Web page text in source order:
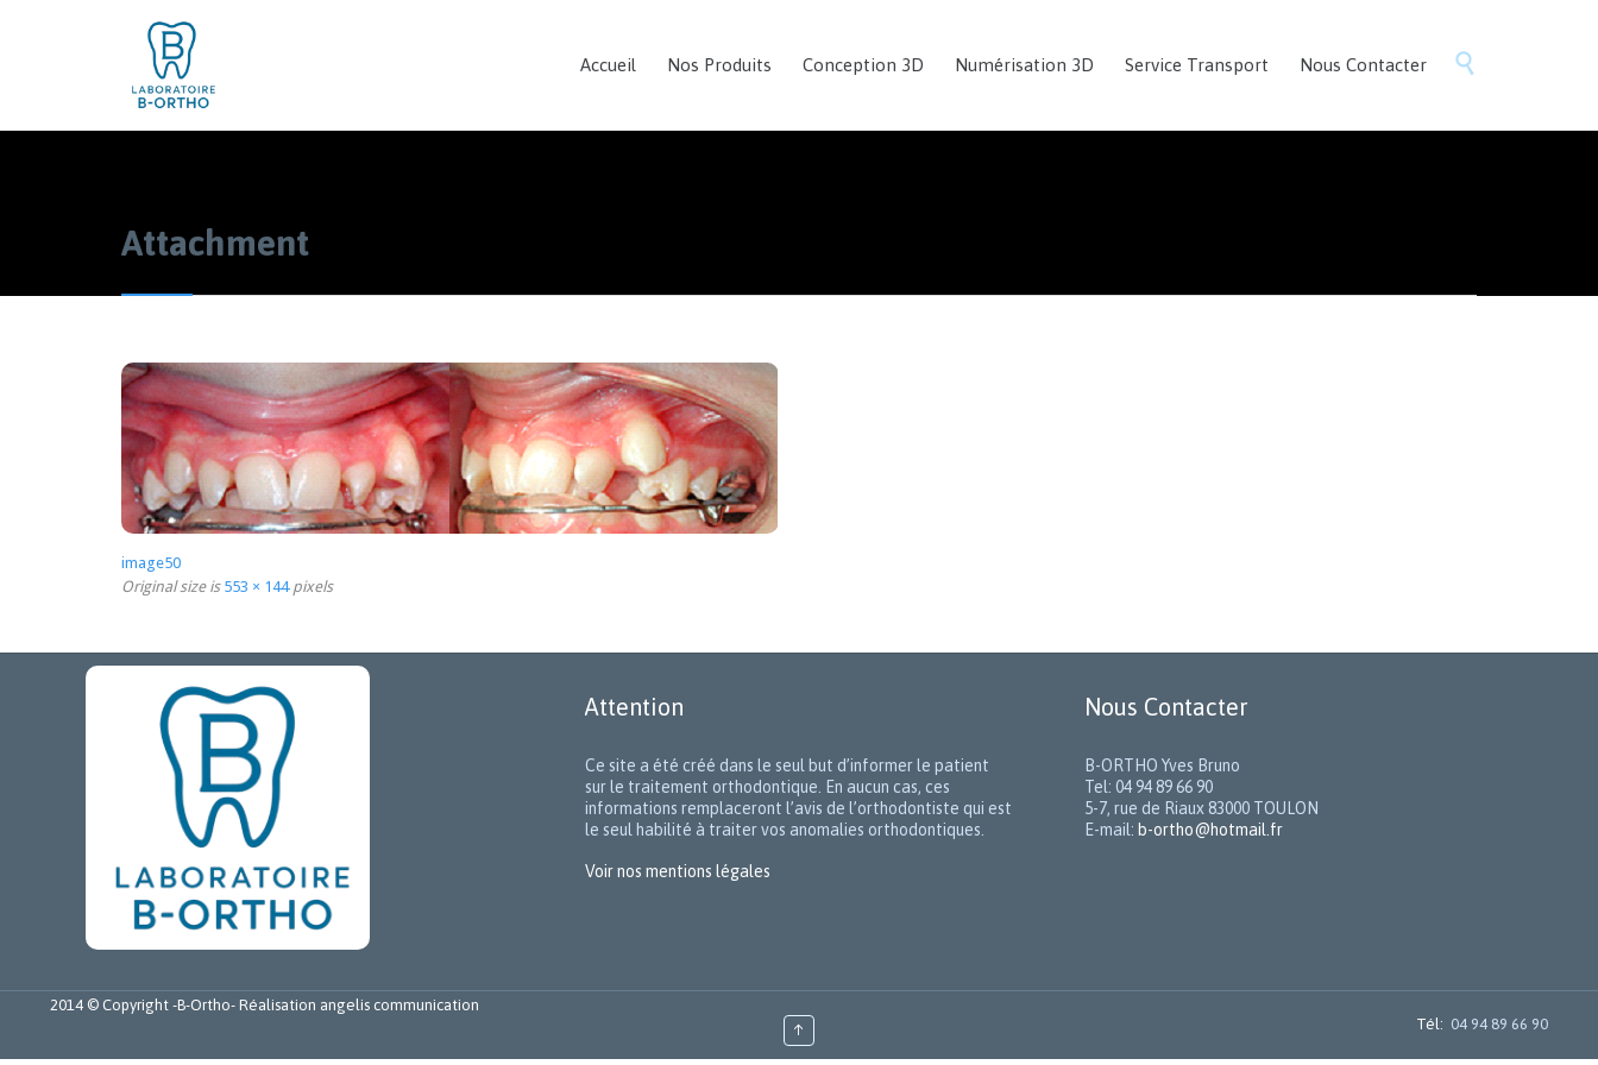
Skip
Accueil Nos Produits Conception 3D Numérisation 3D Service Transport Nous Contacter 
Attachment
image50
Original size is 553 × 144pixels
Attention
Ce site a été créé dans le seul but d’informer le patient
sur le traitement orthodontique. En aucun cas, ces
informations remplaceront l’avis de l’orthodontiste qui est
le seul habilité à traiter vos anomalies orthodontiques.
Voir nos mentions légales
Nous Contacter
B-ORTHO Yves Bruno
Tel: 04 94 89 66 90
5-7, rue de Riaux 83000 TOULON
E-mail: b-ortho@hotmail.fr
2014 © Copyright -B-Ortho- Réalisation angelis communication
↑
Tél: 04 94 89 66 90